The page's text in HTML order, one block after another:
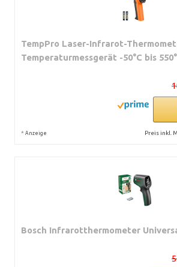
TempPro Laser-Infrarot-
Temperaturmessgerät -50°C bis
* Anzeige Preis inkl.
Bosch Infrarotthermometer